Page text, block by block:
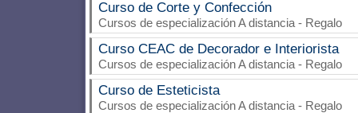
Curso de Corte y Confección
Cursos de especialización A distancia - Regalo
Curso CEAC de Decorador e Interiorista
Cursos de especialización A distancia - Regalo
Curso de Esteticista
Cursos de especialización A distancia - Regalo